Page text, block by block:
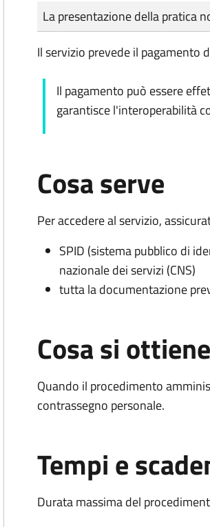
Tipo di pagamento
Importo
La presentazione della pratica
Il servizio prevede il pagamento
Il pagamento può essere
garantisce l'interoperabilità
Cosa serve
Per accedere al servizio,
SPID (sistema pubblico di
nazionale dei servizi (CNS)
tutta la documentazione
Cosa si ottiene
Quando il procedimento
contrassegno personale.
Tempi e
Durata massima del